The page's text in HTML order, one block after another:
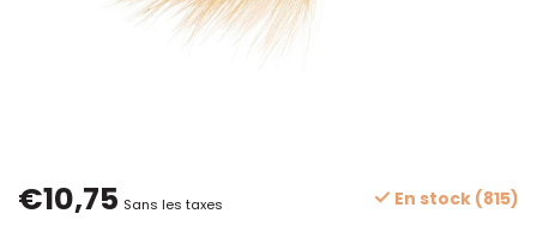
€10,75 Sans les taxes En stock (815)